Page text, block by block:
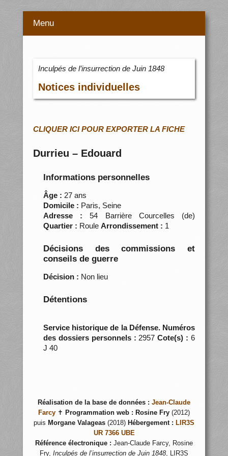
Menu
Inculpés de l’insurrection de Juin 1848
Notices individuelles
CLIQUER ICI POUR EXPORTER LA FICHE
Durrieu – Edouard
Informations personnelles
Âge : 27 ans
Domicile : Paris, Seine
Adresse : 54 Barrière Courcelles (de)
Quartier : Roule Arrondissement : 1
Décisions des commissions et
conseils de guerre
Décision : Non lieu
Détentions
Service historique de la Défense. Numéros
des dossiers personnels : 2957Cote(s) : 6
J 40
Réalisation de la base de données : Jean-Claude
Farcy ✝ Programmation web : Rosine Fry (2012)
puis Morgane Valageas (2018) Hébergement : LIR3S
UR 7366 UBE
Référence électronique : Jean-Claude Farcy, Rosine
Fry, Inculpés de l’insurrection de Juin 1848, LIR3S